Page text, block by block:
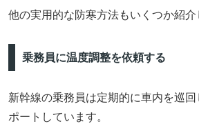
他の実用的な防寒方法もいくつか紹介
乗務員に温度調整を依頼する
新幹線の乗務員は定期的に車内を巡
ポートしています。